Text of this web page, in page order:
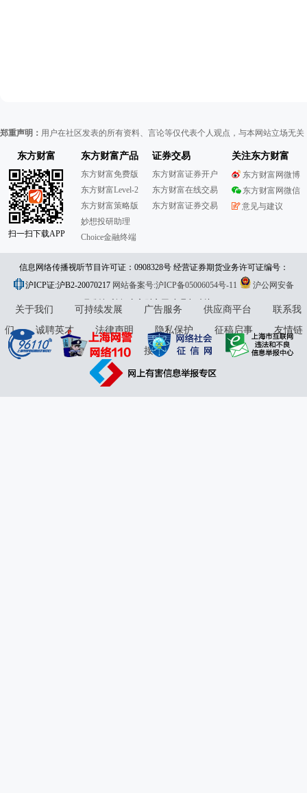
郑重声明： 用户在社区发表的所有资料、言论等仅代表个人观点，与本网站立场无
东方财富
扫一扫下载APP
东方财富产品
东方财富免费版
东方财富Level-2
东方财富策略版
妙想投研助理
Choice金融终端
证券交易
东方财富证券开户
东方财富在线交易
东方财富证券交易
关注东方财富
东方财富网微博
东方财富网微信
意见与建议
信息网络传播视听节目许可证：0908328号 经营证券期货业务许可证编号：
913101046312860336 违法和不良信息举报:021-61278686 举报邮箱：
jubao@eastmoney.com
沪ICP证:沪B2-20070217 网站备案号:沪ICP备05006054号-11
沪公网安备
31010402000120号版权所有:东方财富网意见与建议:4000300059/952500
关于我们 可持续发展 广告服务 供应商平台
联系我
们
诚聘英才 法律声明 隐私保护 征稿启事
友情链
接